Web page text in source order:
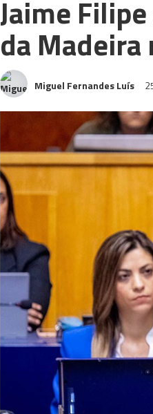
Jaime
da
Miguel Fernandes Luís